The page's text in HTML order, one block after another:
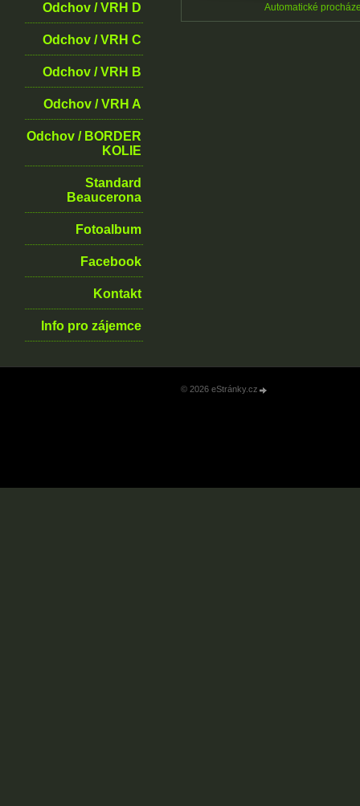
Odchov / VRH D
Odchov / VRH C
Odchov / VRH B
Odchov / VRH A
Odchov / BORDER
KOLIE
Standard
Beaucerona
Fotoalbum
Facebook
Kontakt
Info pro zájemce
Automatické
© 2026 eStránky.cz